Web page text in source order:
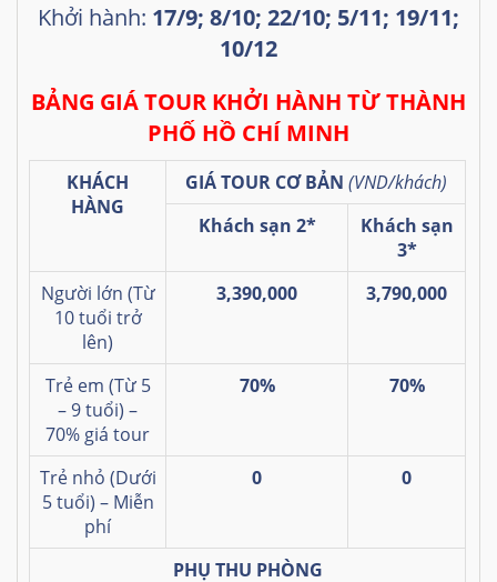
Khởi hành: 17/9; 8/10; 22/10; 5/11; 19/11;
10/12
BẢNG GIÁ TOUR KHỞI HÀNH TỪ THÀNH
PHỐ HỒ CHÍ MINH
KHÁCH
HÀNG
GIÁ TOUR CƠ BẢN (VND/khách)
Khách sạn 2*
Khách sạn
3*
Người lớn (Từ
10 tuổi trở
lên)
3,390,000 3,790,000
Trẻ em (Từ 5
– 9 tuổi) –
70% giá tour
70% 70%
Trẻ nhỏ (Dưới
5 tuổi) – Miễn
phí
0 0
PHỤ THU PHÒNG